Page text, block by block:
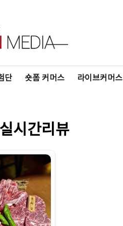
단 숏폼 커머스 라이브커머스
시간리뷰